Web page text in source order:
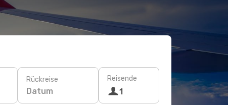
Rückreise
Datum
Reisende
1